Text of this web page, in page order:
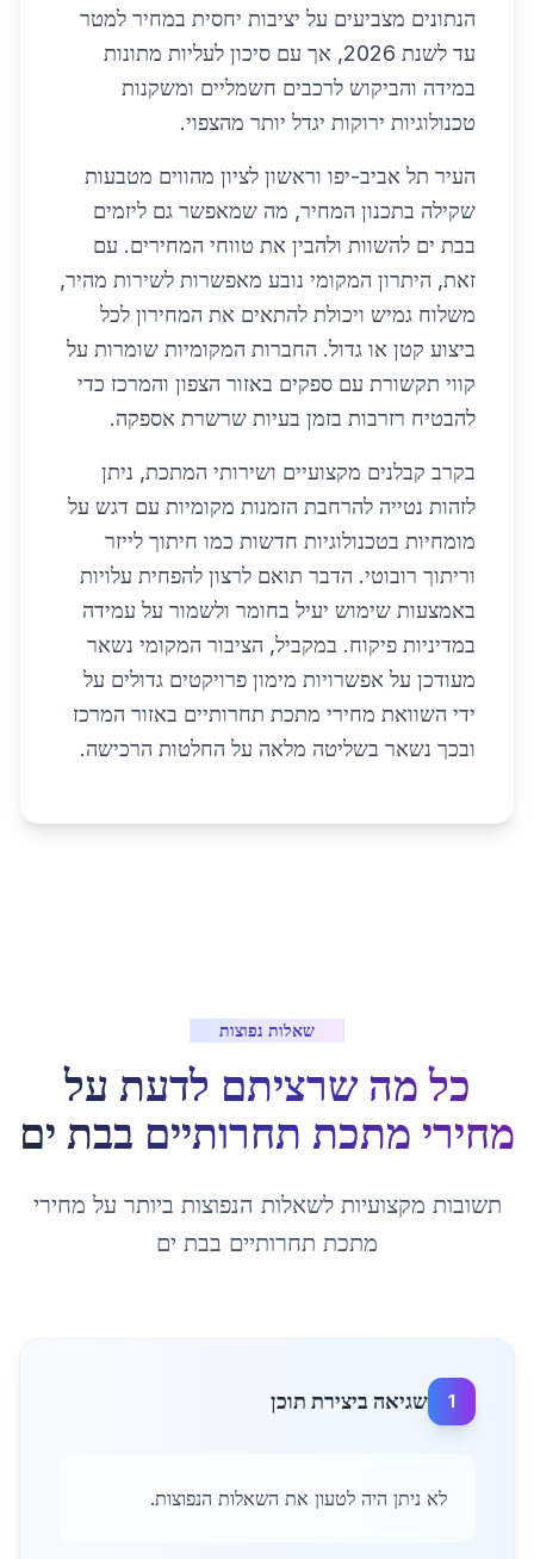
הנתונים מצביעים על יציבות יחסית במחיר למטר
עד לשנת 2026, אך עם סיכון לעליות מתונות
במידה והביקוש לרכבים חשמליים ומשקנות
טכנולוגיות ירוקות יגדל יותר מהצפוי.
העיר תל אביב-יפו וראשון לציון מהווים מטבעות
שקילה בתכנון המחיר, מה שמאפשר גם ליזמים
בבת ים להשוות ולהבין את טווחי המחירים. עם
זאת, היתרון המקומי נובע מאפשרות לשירות מהיר,
משלוח גמיש ויכולת להתאים את המחירון לכל
ביצוע קטן או גדול. החברות המקומיות שומרות על
קווי תקשורת עם ספקים באזור הצפון והמרכז כדי
להבטיח רזרבות בזמן בעיות שרשרת אספקה.
בקרב קבלנים מקצועיים ושירותי המתכת, ניתן
לזהות נטייה להרחבת הזמנות מקומיות עם דגש על
מומחיות בטכנולוגיות חדשות כמו חיתוך לייזר
וריתוך רובוטי. הדבר תואם לרצון להפחית עלויות
באמצעות שימוש יעיל בחומר ולשמור על עמידה
במדיניות פיקוח. במקביל, הציבור המקומי נשאר
מעודכן על אפשרויות מימון פרויקטים גדולים על
ידי השוואת מחירי מתכת תחרותיים באזור המרכז
ובכך נשאר בשליטה מלאה על החלטות הרכישה.
שאלות נפוצות
כל מה שרציתם לדעת על
מחירי מתכת תחרותיים בבת ים
תשובות מקצועיות לשאלות הנפוצות ביותר על מחירי
מתכת תחרותיים בבת ים
1 שגיאה ביצירת תוכן
לא ניתן היה לטעון את השאלות הנפוצות.